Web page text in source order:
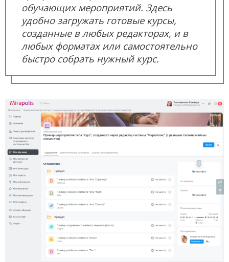
обучающих мероприятий. Здесь
удобно загружать готовые курсы,
созданные в любых редакторах, и в
любых форматах или самостоятельно
быстро собрать нужный курс.